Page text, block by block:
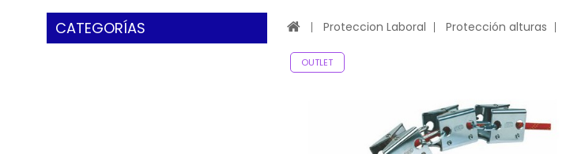
CATEGORÍAS Proteccion Laboral Protección alturas
OUTLET